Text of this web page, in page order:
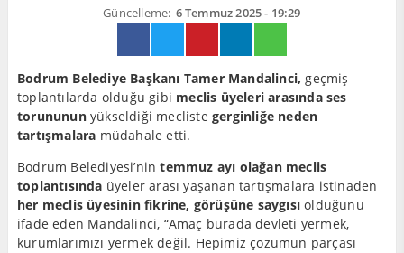
Güncelleme: 6 Temmuz 2025 - 19:29
Bodrum Belediye Başkanı Tamer Mandalinci, geçmiş
toplantılarda olduğu gibi meclis üyeleri arasında ses
torunununyükseldiği meclistegerginliğe neden
tartışmalara müdahale etti.
Bodrum Belediyesi’nin temmuz ayı olağan meclis
toplantısında üyeler arası yaşanan tartışmalara istinaden
her meclis üyesinin fikrine, görüşüne saygısı olduğunu
ifade eden Mandalinci, “Amaç burada devleti yermek,
kurumlarımızı yermek değil. Hepimiz çözümün parçası